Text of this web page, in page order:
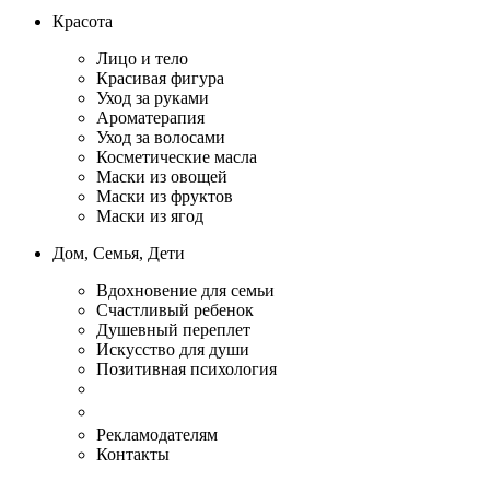
Красота
Лицо и тело
Красивая фигура
Уход за руками
Ароматерапия
Уход за волосами
Косметические масла
Маски из овощей
Маски из фруктов
Маски из ягод
Дом, Семья, Дети
Вдохновение для семьи
Счастливый ребенок
Душевный переплет
Искусство для души
Позитивная психология
Рекламодателям
Контакты